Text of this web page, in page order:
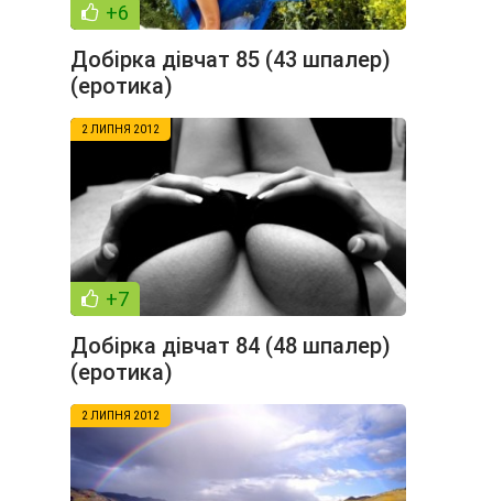
+6
Добірка дівчат 85 (43 шпалер)
(еротика)
2 ЛИПНЯ 2012
+7
Добірка дівчат 84 (48 шпалер)
(еротика)
2 ЛИПНЯ 2012